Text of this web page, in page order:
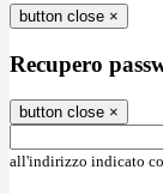
button close ×
Recupero
button close ×
all'indirizzo indicato